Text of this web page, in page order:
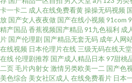
费观看视频 91熟女91 娇小萝被两 日韩中文字
看 国产午夜免费 日本精高清区一 在线欧美一
电影理论 永久免费的电影网站 国产福利在线
卡一卡二 成人在线免费看黄操操无码视频
放 国产女人夜夜做 国产在线小视频 91com
精产国品 香蕉视频国产精品 91九色福利 成
片 国产伦理剧 国产精品无套无码 成年人网
在线视频 日本伦理片在线 三级无码在线天堂
在线伦理剧推荐 国产成人精品日本 97甜桃
二页毛片内射女激情另类欧美一二 国产色
美色综合 美女社区成人 在线免费看片 日本